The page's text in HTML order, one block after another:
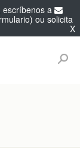
escríbenos a
ou solicita
X